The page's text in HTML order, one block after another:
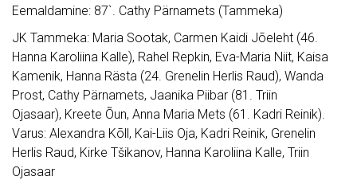
Eemaldamine: 87`. Cathy Pärnamets (Tammeka)
JK Tammeka: Maria Sootak, Carmen Kaidi Jõeleht (46.
Hanna Karoliina Kalle), Rahel Repkin, Eva-Maria Niit, Kaisa
Kamenik, Hanna Rästa (24. Grenelin Herlis Raud), Wanda
Prost, Cathy Pärnamets, Jaanika Piibar (81. Triin
Ojasaar), Kreete Õun, Anna Maria Mets (61. Kadri Reinik).
Varus: Alexandra Kõll, Kai-Liis Oja, Kadri Reinik, Grenelin
Herlis Raud, Kirke Tšikanov, Hanna Karoliina Kalle, Triin
Ojasaar